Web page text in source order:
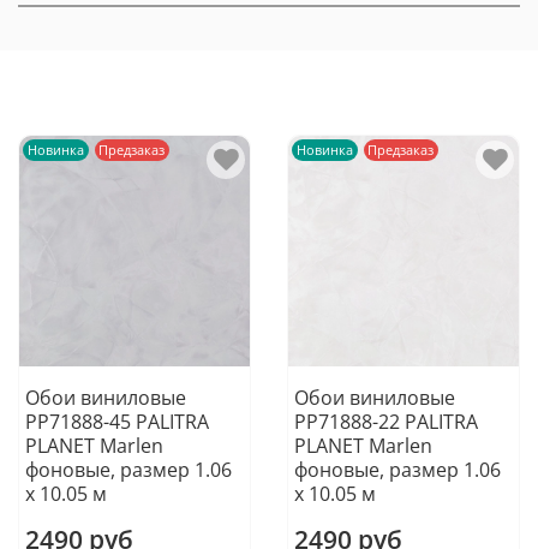
Новинка Предзаказ
Обои виниловые
PP71888-45 PALITRA
PLANET Marlen
фоновые, размер 1.06
х 10.05 м
2490 руб
Новинка Предзаказ
Обои виниловые
PP71888-22 PALITRA
PLANET Marlen
фоновые, размер 1.06
х 10.05 м
2490 руб